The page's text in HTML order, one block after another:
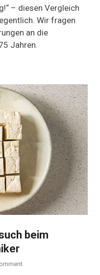
nach
Krieg“?:
– diesen Vergleich
Wir fragen
an die
Jahren.
beim
on